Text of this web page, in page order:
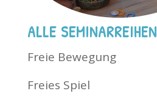
ALLE SEMINARREIHEN
Freie Bewegung
Freies Spiel